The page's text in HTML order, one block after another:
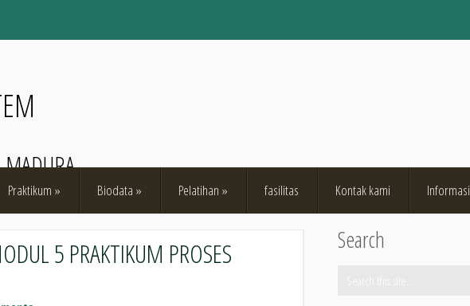
MADURA
Praktikum » Biodata » Pelatihan » fasilitas Kontak kami Informasi
5 PRAKTIKUM PROSES Search